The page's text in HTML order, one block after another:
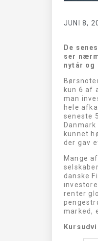
JUNI 8,
De
ser
nytår og
kun 6 af
man
hele
seneste
kunnet
der gav
Mange
danske
renter
marked,